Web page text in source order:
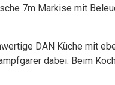
7m Markise mit
DAN Küche mit
dabei. Beim